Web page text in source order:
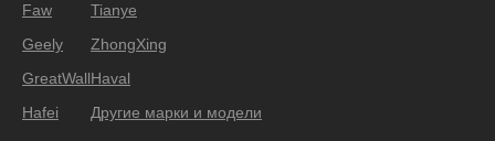
Faw
Geely
GreatWall
Hafei
Tianye
ZhongXing
Haval
Другие марки и модели